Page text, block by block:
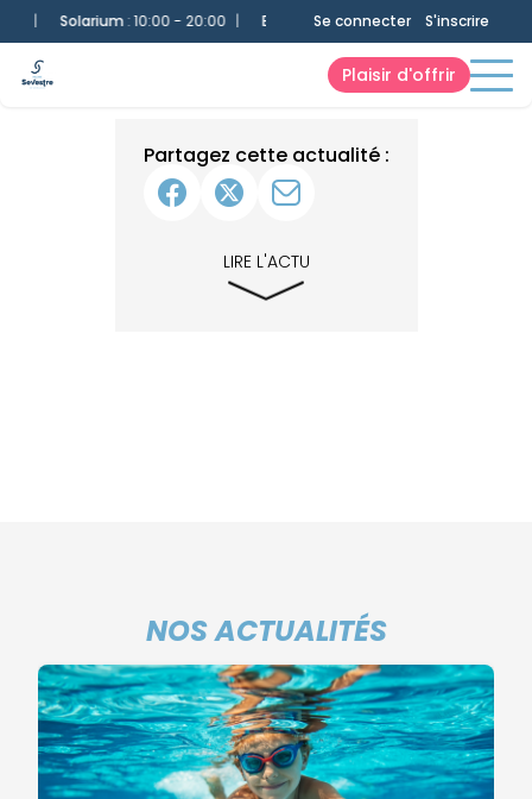
Solarium:10:00 - 20:00 | Bassin 25m: 10:00 - 20:00 | Bassin
Se connecter S'inscrire
Plaisir d'offrir
Partagez cette actualité :
LIRE L'ACTU
NOS ACTUALITÉS